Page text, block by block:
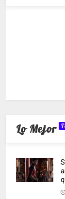
Lo Mejor